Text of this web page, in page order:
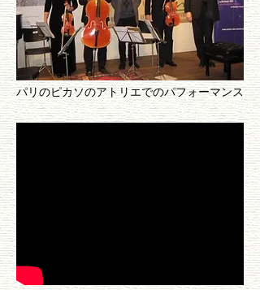
パリのピカソのアトリエでのパフォーマンス